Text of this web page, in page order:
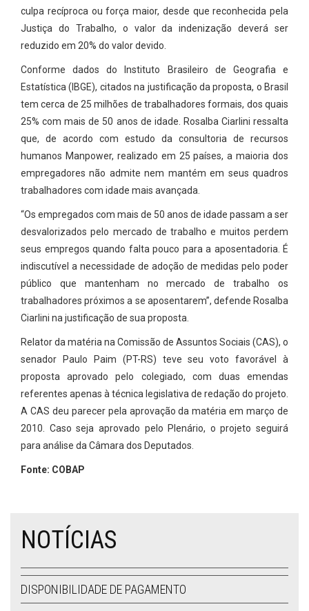
culpa recíproca ou força maior, desde que reconhecida pela
Justiça do Trabalho, o valor da indenização deverá ser
reduzido em 20% do valor devido.
Conforme dados do Instituto Brasileiro de Geografia e
Estatística (IBGE), citados na justificação da proposta, o Brasil
tem cerca de 25 milhões de trabalhadores formais, dos quais
25% com mais de 50 anos de idade. Rosalba Ciarlini ressalta
que, de acordo com estudo da consultoria de recursos
humanos Manpower, realizado em 25 países, a maioria dos
empregadores não admite nem mantém em seus quadros
trabalhadores com idade mais avançada.
“Os empregados com mais de 50 anos de idade passam a ser
desvalorizados pelo mercado de trabalho e muitos perdem
seus empregos quando falta pouco para a aposentadoria. É
indiscutível a necessidade de adoção de medidas pelo poder
público que mantenham no mercado de trabalho os
trabalhadores próximos a se aposentarem”, defende Rosalba
Ciarlini na justificação de sua proposta.
Relator da matéria na Comissão de Assuntos Sociais (CAS), o
senador Paulo Paim (PT-RS) teve seu voto favorável à
proposta aprovado pelo colegiado, com duas emendas
referentes apenas à técnica legislativa de redação do projeto.
A CAS deu parecer pela aprovação da matéria em março de
2010. Caso seja aprovado pelo Plenário, o projeto seguirá
para análise da Câmara dos Deputados.
Fonte: COBAP
NOTÍCIAS
DISPONIBILIDADE DE PAGAMENTO